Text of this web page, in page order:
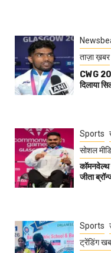
ताज़ा ख़बर
CWG
दिलाया
Sports
सोशल
जीता
Sports
ट्रेंडिंग